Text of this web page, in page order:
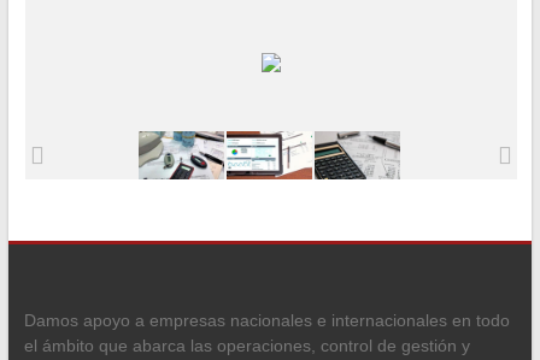
Damos apoyo a empresas nacionales e internacionales en todo
el ámbito que abarca las operaciones, control de gestión y